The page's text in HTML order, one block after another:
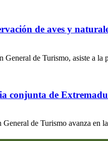
de aves y
de Turismo, asiste a la
conjunta de
de Turismo avanza en